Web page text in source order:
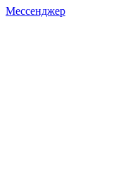
Мессенджер